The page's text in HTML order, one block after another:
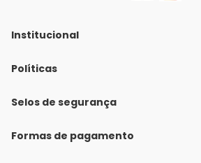
Institucional
Quem Somos
Nossas lojas
Políticas
Política de Envio
Políticas de Trocas e Devoluções
Selos de segurança
Formas de pagamento